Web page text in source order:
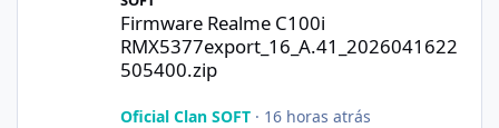
Firmware Realme C100i
RMX5377export_16_A.41_2026041622
505400.zip
Oficial Clan SOFT· 16 horas atrás